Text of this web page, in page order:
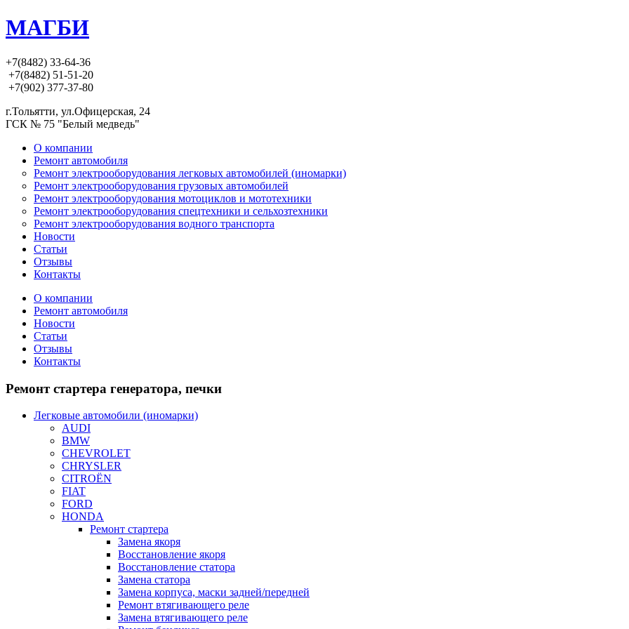
МАГБИ
+7(8482) 33-64-36
+7(8482) 51-51-20
+7(902) 377-37-80
г.Тольятти, ул.Офицерская, 24
ГСК № 75 "Белый медведь"
О компании
Ремонт автомобиля
Ремонт электрооборудования легковых автомобилей (иномарки)
Ремонт электрооборудования грузовых автомобилей
Ремонт электрооборудования мотоциклов и мототехники
Ремонт электрооборудования спецтехники и сельхозтехники
Ремонт электрооборудования водного транспорта
Новости
Статьи
Отзывы
Контакты
О компании
Ремонт автомобиля
Новости
Статьи
Отзывы
Контакты
Ремонтстартера генератора, печки
Легковые автомобили (иномарки)
AUDI
BMW
CHEVROLET
CHRYSLER
CITROЁN
FIAT
FORD
HONDA
Ремонт стартера
Замена якоря
Восстановление якоря
Восстановление статора
Замена статора
Замена корпуса, маски задней/передней
Ремонт втягивающего реле
Замена втягивающего реле